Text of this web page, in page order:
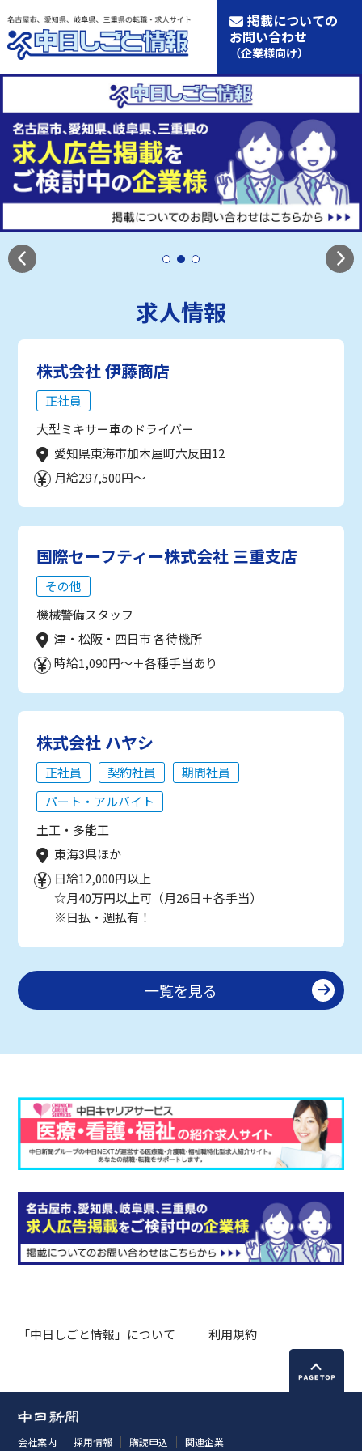
掲載についての
お問い合わせ
（企業様向け）
求人情報
株式会社 伊藤商店
正社員
大型ミキサー車のドライバー
愛知県東海市加木屋町六反田12
月給297,500円～
国際セーフティー株式会社 三重支店
その他
機械警備スタッフ
津・松阪・四日市 各待機所
時給1,090円～＋各種手当あり
株式会社 ハヤシ
正社員 契約社員
期間社員
パート・アルバイト
土工・多能工
東海3県ほか
日給12,000円以上
☆月40万円以上可（月26日＋各手当）
※日払・週払有！
一覧を見る
「中日しごと情報」について 利用規約
会社案内 採用情報 購読申込 関連企業